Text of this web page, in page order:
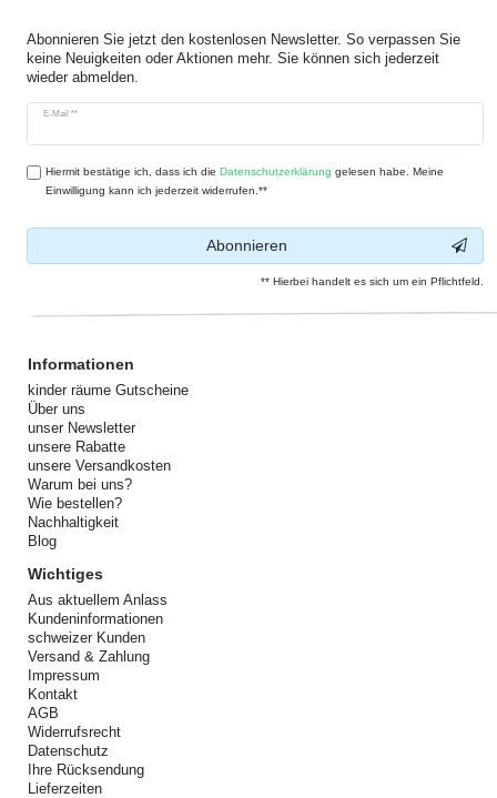
Abonnieren Sie jetzt den kostenlosen Newsletter. So verpassen Sie
keine Neuigkeiten oder Aktionen mehr. Sie können sich jederzeit
wieder abmelden.
E-Mail **
Newsletter
Hiermit bestätige ich, dass ich dieDaten­schutz­erklärung gelesen habe. Meine
Einwilligung kann ich jederzeit widerrufen.**
Abonnieren
** Hierbei handelt es sich um ein Pflichtfeld.
Informationen
kinder räume Gutscheine
Über uns
unser Newsletter
unsere Rabatte
unsere Versandkosten
Warum bei uns?
Wie bestellen?
Nachhaltigkeit
Blog
Wichtiges
Aus aktuellem Anlass
Kundeninformationen
schweizer Kunden
Versand & Zahlung
Impressum
Kontakt
AGB
Widerrufsrecht
Datenschutz
Ihre Rücksendung
Lieferzeiten